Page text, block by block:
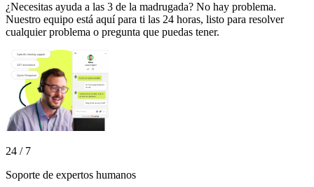
¿Necesitas ayuda a las 3 de la madrugada? No hay problema.
Nuestro equipo está aquí para ti las 24 horas, listo para resolver
cualquier problema o pregunta que puedas tener.
24 / 7
Soporte de expertos humanos